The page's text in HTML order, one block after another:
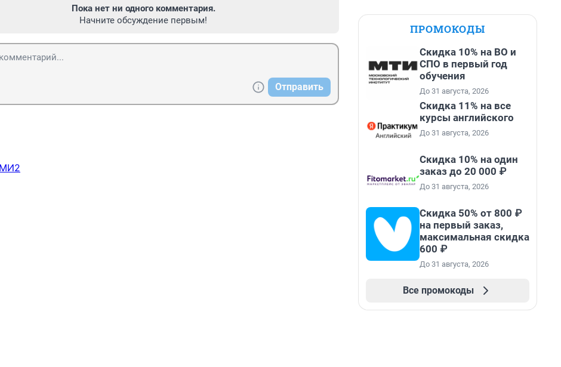
Пока нет ни одного комментария.
Начните обсуждение первым!
Отправить
ПРОМОКОДЫ
Скидка 10% на ВО и
СПО в первый год
обучения
До 31 августа, 2026
Скидка 11% на все
курсы английского
До 31 августа, 2026
Скидка 10% на один
заказ до 20 000 ₽
До 31 августа, 2026
Скидка 50% от 800 ₽
на первый заказ,
максимальная скидка
600 ₽
До 31 августа, 2026
Все промокоды